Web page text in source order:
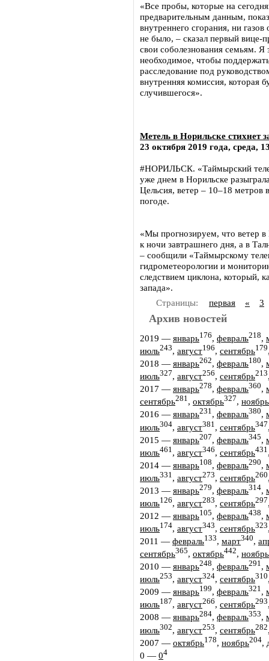
«Все пробы, которые на
предварительным данным,
внутреннего сгорания, ни
не было, – сказал первый вице-
свои соболезнования семьям. Я
необходимое, чтобы
расследование под
внутренняя комиссия, которая
случившегося».
Метель в Норильске стихнет
23 октября 2019 года, среда,
#НОРИЛЬСК. «Таймырский
уже днем в Норильске
Цельсия, ветер – 10–18 метров
погоде.
«Мы прогнозируем, что ветер в
к ночи завтрашнего дня, а в
– сообщили «Таймырскому
гидрометеорологии и
следствием циклона, который,
запада».
Страницы:
первая « 3
Архив новостей
2019 — январь176, февраль218,
июль243, август196, сентябрь179
2018 — январь262, февраль180,
июль327, август256, сентябрь213
2017 — январь278, февраль360,
сентябрь281, октябрь327, ноябрь
2016 — январь231, февраль380,
июль304, август381 , сентябрь347
2015 — январь207, февраль345,
июль461 , август346, сентябрь431
2014 — январь108, февраль290,
июль331 , август273, сентябрь260
2013 — январь279, февраль314,
июль126, август283, сентябрь297
2012 — январь105, февраль438,
июль174, август343, сентябрь323
2011 — февраль133, март340,
сентябрь365, октябрь442, ноябрь
2010 — январь248, февраль291,
июль253, август324, сентябрь310
2009 — январь199, февраль321,
июль187, август266, сентябрь293
2008 — январь284, февраль353,
июль302, август253, сентябрь282
2007 — октябрь178, ноябрь204,
0 — 04